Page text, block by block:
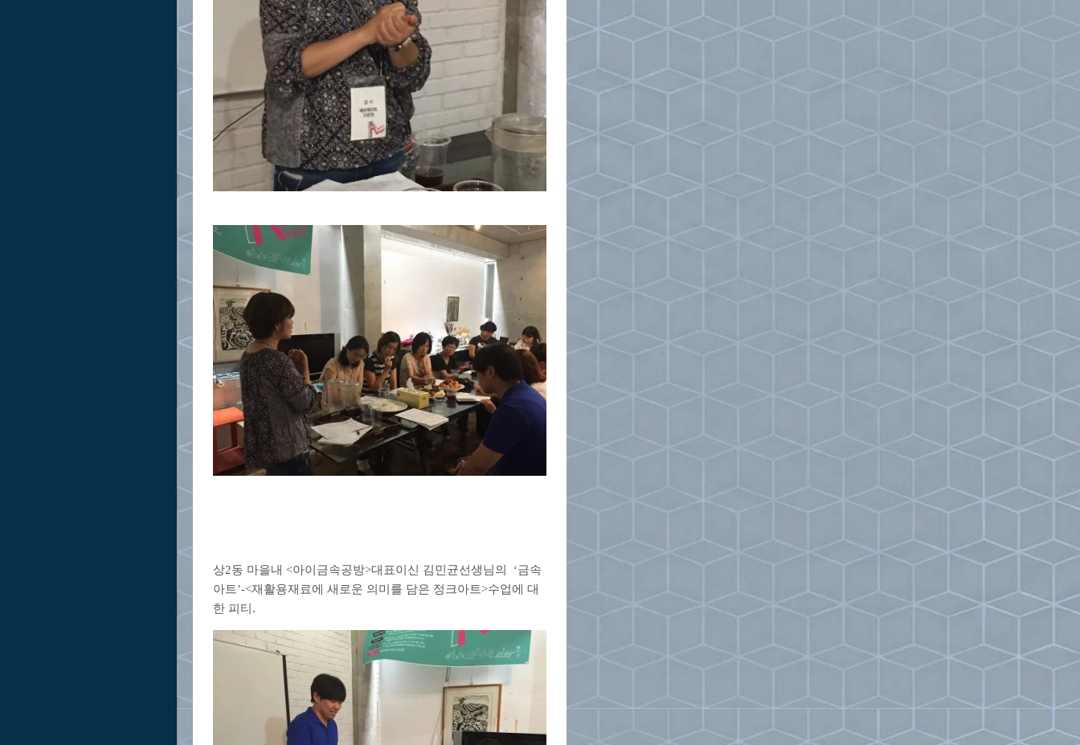
상2동 마을내 <아이금속공방>대표이신 김민균선생님의 ‘금속
아트’-<재활용재료에 새로운 의미를 담은 정크아트>수업에 대
한 피티.